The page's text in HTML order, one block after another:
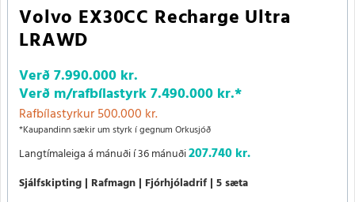
Volvo EX30CC Recharge Ultra
LRAWD
Verð7.990.000 kr.
Verð m/rafbílastyrk7.490.000 kr.*
Rafbílastyrkur 500.000 kr.
*Kaupandinn sækir um styrk í gegnum Orkusjóð
Langtímaleiga á mánuði í 36 mánuði207.740 kr.
Sjálfskipting Rafmagn Fjórhjóladrif 5 sæta